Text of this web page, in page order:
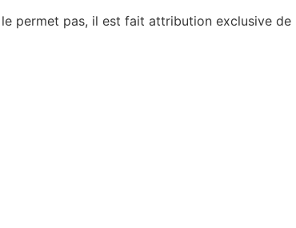
permet pas, il est fait attribution exclusive de